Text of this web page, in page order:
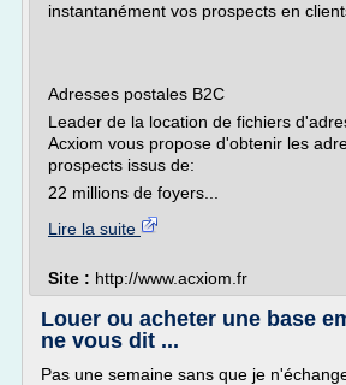
instantanément vos prospects en
Adresses postales B2C
Leader de la location de fichiers
Acxiom vous propose d'obtenir les
prospects issus de:
22 millions de foyers...
Lire la suite
Site : http://www.acxiom.fr
Louer ou acheter une base
ne vous dit ...
Pas une semaine sans que je